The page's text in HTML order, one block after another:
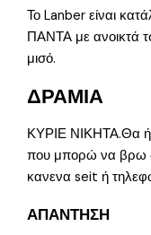
Το Lanber είναι
ΠΑΝΤΑ με ανοικτά
μισό.
ΔΡΑΜΙΑ
ΚΥΡΙΕ ΝΙΚΗΤΑ.Θα
που μπορώ να βρω
κανενα seit ή
ΑΠΑΝΤΗΣΗ